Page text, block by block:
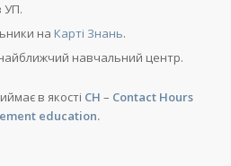
УП.
на Карті Знань.
навчальний центр.
в якості CH – Contact Hours
education.